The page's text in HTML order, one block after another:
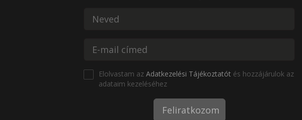
Elolvastam az Adatkezelési Tájékoztatót és hozzájárulok az
adataim kezeléséhez
Feliratkozom